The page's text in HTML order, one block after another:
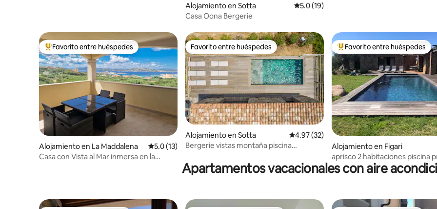
Alojamiento en Sotta Calificación promedio: 5.0 de 5, 19 reseñas
5.0 (19)
Casa Oona Bergerie
Favorito entre huéspedes preferido
Favorito entre huéspedes
Alojamiento en La Maddalena Calificación promedio: 5.0 de 5, 13 reseñas
5.0 (13)
Casa con Vista al Mar inmersa en la
Favorito entre huéspedes
Favorito entre huéspedes
Alojamiento en Sotta Calificación promedio: 4.97 de 5, 32 reseñas
4.97 (32)
Bergerie vistas montaña piscina
Favorito entre huéspedes
Favorito entre huéspedes
Alojamiento en Figari
aprisco 2 habitaciones piscina privada A
Murreda
Apartamentos vacacionales con aire